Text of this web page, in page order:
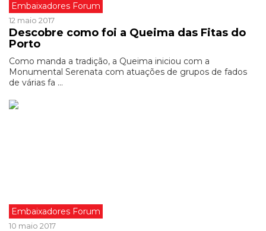
Embaixadores Forum
12 maio 2017
Descobre como foi a Queima das Fitas do
Porto
Como manda a tradição, a Queima iniciou com a
Monumental Serenata com atuações de grupos de fados
de várias fa ...
Embaixadores Forum
10 maio 2017